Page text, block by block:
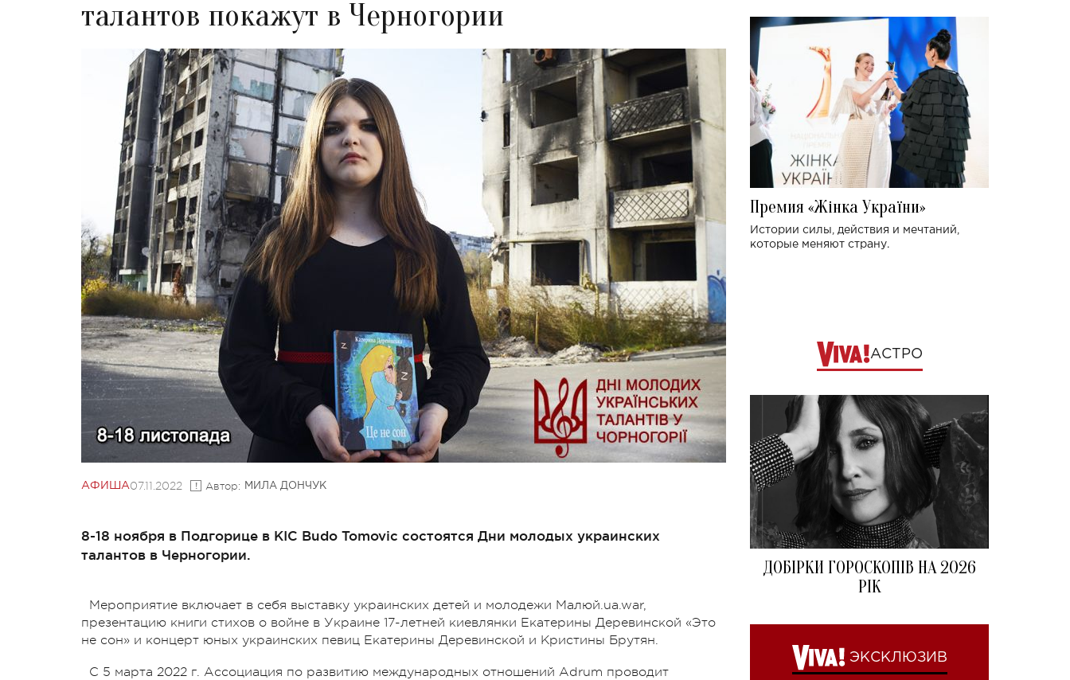
талантов покажут в Черногории
АФИША07.11.2022 Автор: МИЛА ДОНЧУК
8-18 ноября в Подгорице в KIC Budo Tomovic состоятся Дни молодых украинских
талантов в Черногории.
Мероприятие включает в себя выставку украинских детей и молодежи Малюй.ua.war,
презентацию книги стихов о войне в Украине 17-летней киевлянки Екатерины Деревинской «Это
не сон» и концерт юных украинских певиц Екатерины Деревинской и Кристины Брутян.
С 5 марта 2022 г. Ассоциация по развитию международных отношений Adrum проводит
Премия «Жінка України»
Истории силы, действия и мечтаний,
которые меняют страну.
АСТРО
ДОБІРКИ ГОРОСКОПІВ НА 2026
РІК
ЭКСКЛЮЗИВ